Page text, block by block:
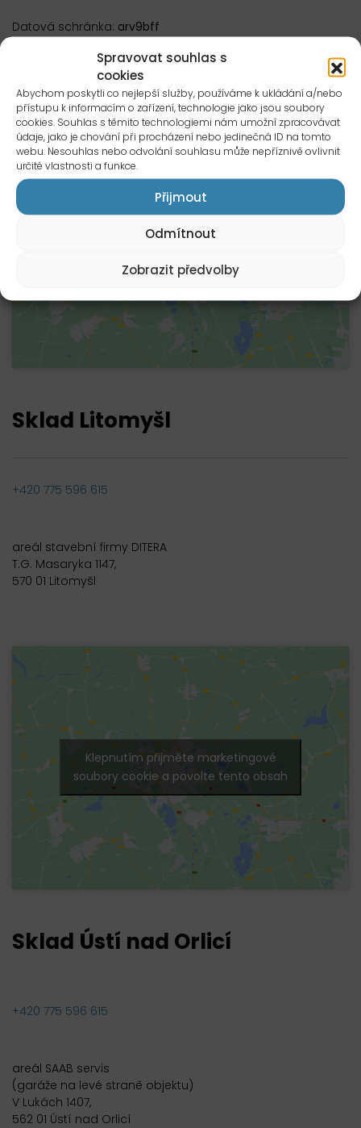
Spravovat souhlas s
cookies
Abychom poskytli co nejlepší služby, používáme k ukládání a/nebo
přístupu k informacím o zařízení, technologie jako jsou soubory
cookies. Souhlas s těmito technologiemi nám umožní zpracovávat
údaje, jako je chování při procházení nebo jedinečná ID na tomto
webu. Nesouhlas nebo odvolání souhlasu může nepříznivě ovlivnit
určité vlastnosti a funkce.
Přijmout
Odmítnout
Zobrazit předvolby
Datová schránka: arv9bff
Najdete nás naFacebook aLinkedin
Klepnutím přijměte marketingové
Sklad Litomyšl
Klepnutím přijměte marketingové
soubory cookie a povolte tento obsah
areál stavební firmy DITERA
T.G. Masaryka 1147,
570 01 Litomyšl
+420 775 596 615
Sklad Ústí nad Orlicí
areál SAAB servis
(garáže na levé straně objektu)
V Lukách 1407,
562 01 Ústí nad Orlicí
+420 775 596 615